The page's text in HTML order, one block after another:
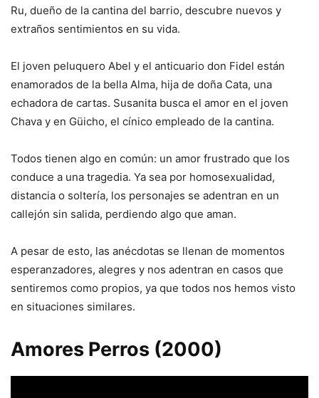
Ru, dueño de la cantina del barrio, descubre nuevos y
extraños sentimientos en su vida.
El joven peluquero Abel y el anticuario don Fidel están
enamorados de la bella Alma, hija de doña Cata, una
echadora de cartas. Susanita busca el amor en el joven
Chava y en Güicho, el cínico empleado de la cantina.
Todos tienen algo en común: un amor frustrado que los
conduce a una tragedia. Ya sea por homosexualidad,
distancia o soltería, los personajes se adentran en un
callejón sin salida, perdiendo algo que aman.
A pesar de esto, las anécdotas se llenan de momentos
esperanzadores, alegres y nos adentran en casos que
sentiremos como propios, ya que todos nos hemos visto
en situaciones similares.
Amores Perros (2000)